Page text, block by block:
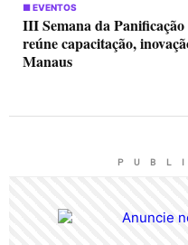
■ EVENTOS
III Semana da
reúne capacitação,
Manaus
P U B L